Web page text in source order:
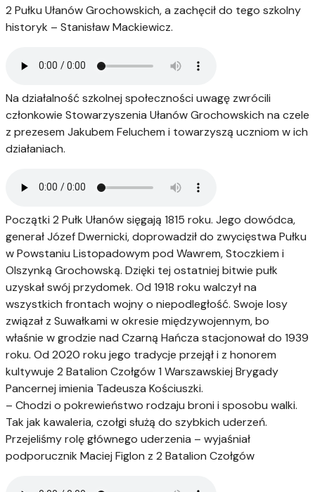
2 Pułku Ułanów Grochowskich, a zachęcił do tego szkolny
historyk – Stanisław Mackiewicz.
Na działalność szkolnej społeczności uwagę zwrócili
członkowie Stowarzyszenia Ułanów Grochowskich na czele
z prezesem Jakubem Feluchem i towarzyszą uczniom w ich
działaniach.
Początki 2 Pułk Ułanów sięgają 1815 roku. Jego dowódca,
generał Józef Dwernicki, doprowadził do zwycięstwa Pułku
w Powstaniu Listopadowym pod Wawrem, Stoczkiem i
Olszynką Grochowską. Dzięki tej ostatniej bitwie pułk
uzyskał swój przydomek. Od 1918 roku walczył na
wszystkich frontach wojny o niepodległość. Swoje losy
związał z Suwałkami w okresie międzywojennym, bo
właśnie w grodzie nad Czarną Hańcza stacjonował do 1939
roku. Od 2020 roku jego tradycje przejął i z honorem
kultywuje 2 Batalion Czołgów 1 Warszawskiej Brygady
Pancernej imienia Tadeusza Kościuszki.
– Chodzi o pokrewieństwo rodzaju broni i sposobu walki.
Tak jak kawaleria, czołgi służą do szybkich uderzeń.
Przejeliśmy rolę głównego uderzenia – wyjaśniał
podporucznik Maciej Figlon z 2 Batalion Czołgów